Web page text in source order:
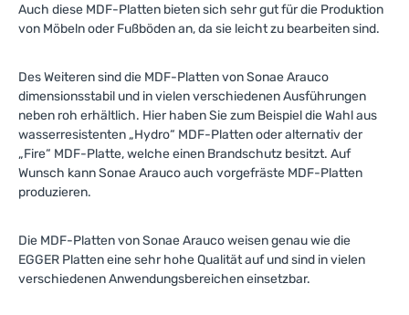
Auch diese MDF-Platten bieten sich sehr gut für die Produktion
von Möbeln oder Fußböden an, da sie leicht zu bearbeiten sind.
Des Weiteren sind die MDF-Platten von Sonae Arauco
dimensionsstabil und in vielen verschiedenen Ausführungen
neben roh erhältlich. Hier haben Sie zum Beispiel die Wahl aus
wasserresistenten „Hydro“ MDF-Platten oder alternativ der
„Fire“ MDF-Platte, welche einen Brandschutz besitzt. Auf
Wunsch kann Sonae Arauco auch vorgefräste MDF-Platten
produzieren.
Die MDF-Platten von Sonae Arauco weisen genau wie die
EGGER Platten eine sehr hohe Qualität auf und sind in vielen
verschiedenen Anwendungsbereichen einsetzbar.